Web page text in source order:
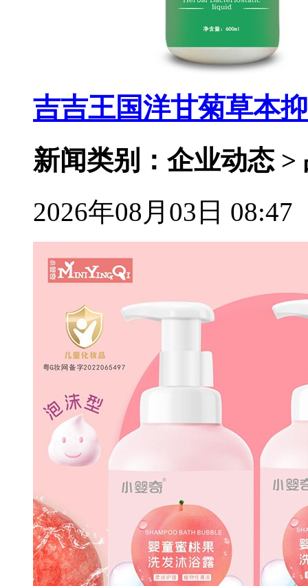
吉吉王国洋甘菊草本
新闻类别：企业动态 >
2026年08月03日 08:47